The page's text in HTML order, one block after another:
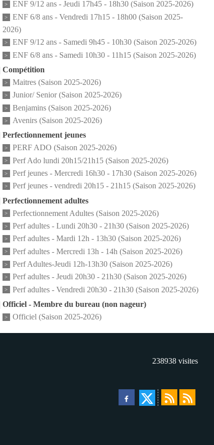
ENF 9/12 ans - Jeudi 17h45 - 18h30 (Saison 2025-2026)
ENF 6/8 ans - Vendredi 17h15 - 18h00 (Saison 2025-
2026)
ENF 9/12 ans - Samedi 9h45 - 10h30 (Saison 2025-2026)
ENF 6/8 ans - Samedi 10h30 - 11h15 (Saison 2025-2026)
Compétition
Maitres (Saison 2025-2026)
Junior/ Senior (Saison 2025-2026)
Benjamins (Saison 2025-2026)
Avenirs (Saison 2025-2026)
Perfectionnement jeunes
PERF ADO (Saison 2025-2026)
Perf Ado lundi 20h15/21h15 (Saison 2025-2026)
Perf jeunes - Mercredi 16h30 - 17h30 (Saison 2025-2026)
Perf jeunes - vendredi 20h15 - 21h15 (Saison 2025-2026)
Perfectionnement adultes
Perfectionnement Adultes (Saison 2025-2026)
Perf adultes - Lundi 20h30 - 21h30 (Saison 2025-2026)
Perf adultes - Mardi 12h - 13h30 (Saison 2025-2026)
Perf adultes - Mercredi 13h - 14h (Saison 2025-2026)
Perf Adultes-Jeudi 12h-13h30 (Saison 2025-2026)
Perf adultes - Jeudi 20h30 - 21h30 (Saison 2025-2026)
Perf adultes - Vendredi 20h30 - 21h30 (Saison 2025-2026)
Officiel - Membre du bureau (non nageur)
Officiel (Saison 2025-2026)
238938 visites